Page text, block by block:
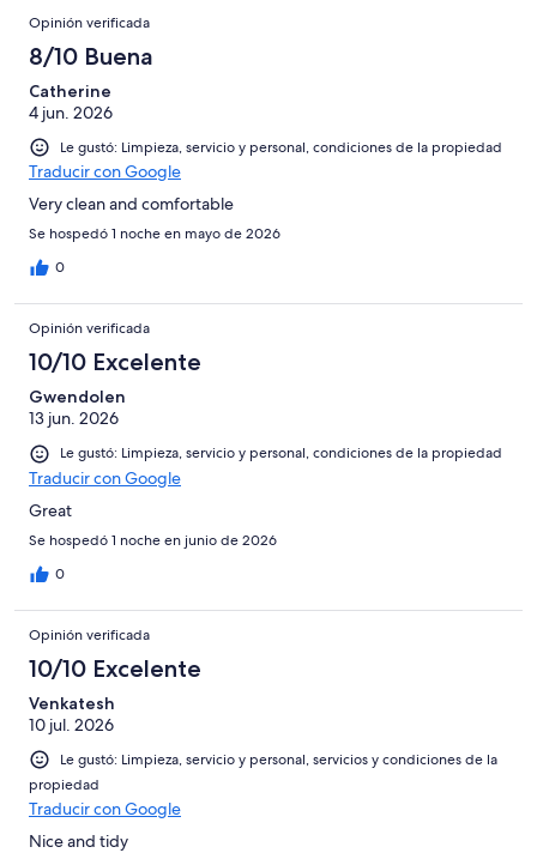
Opinión verificada
8/10 Buena
Catherine
4 jun. 2026
Le gustó: Limpieza, servicio y personal, condiciones de la propiedad
Traducir con Google
Very clean and comfortable
Se hospedó 1 noche en mayo de 2026
0
Opinión verificada
10/10 Excelente
Gwendolen
13 jun. 2026
Le gustó: Limpieza, servicio y personal, condiciones de la propiedad
Traducir con Google
Great
Se hospedó 1 noche en junio de 2026
0
Opinión verificada
10/10 Excelente
Venkatesh
10 jul. 2026
Le gustó: Limpieza, servicio y personal, servicios y condiciones de la
propiedad
Traducir con Google
Nice and tidy